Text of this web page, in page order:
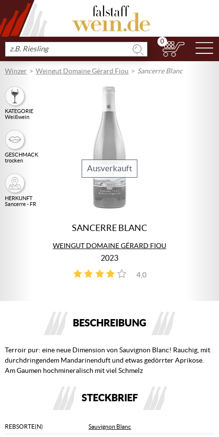
Produkt
suchen
0
Winzer Weingut Domaine Gérard Fiou Sancerre Blanc
KATEGORIE
Weißwein
GESCHMACK
trocken
HERKUNFT
Sancerre - FR
Ausverkauft
SANCERRE BLANC
WEINGUT DOMAINE GÉRARD FIOU
2023
4,0
2
BESCHREIBUNG
Terroir pur: eine neue Dimension von Sauvignon Blanc! Rauchig, mit
durchdringendem Mandarinenduft und etwas gedörrter Aprikose.
Am Gaumen hochmineralisch mit viel Schmelz
STECKBRIEF
REBSORTE(N) Sauvignon Blanc